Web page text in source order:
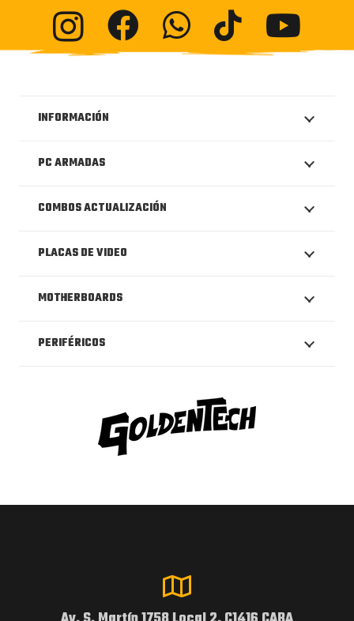
INFORMACIÓN
PC ARMADAS
COMBOS ACTUALIZACIÓN
PLACAS DE VIDEO
MOTHERBOARDS
PERIFÉRICOS